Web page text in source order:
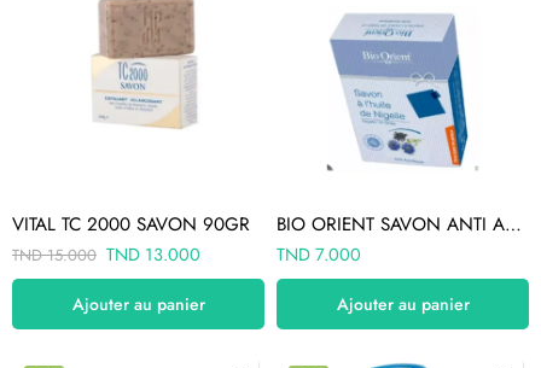
VITAL TC 2000 SAVON 90GR
TND15.000 TND 13.000
Ajouter au panier
BIO ORIENT SAVON ANTI ACNÉ À L’HUILE DE NIGELLE
TND7.000
Ajouter au panier